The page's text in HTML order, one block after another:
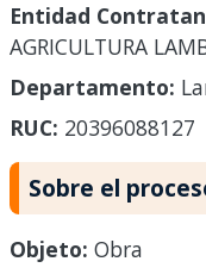
Entidad
AGRICULTURA
Departamento:
RUC: 20396088127
Sobre el
Objeto: Obra